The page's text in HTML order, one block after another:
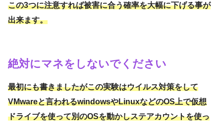
この3つに注意すれば被害に合う確率を大幅に下げる事が
出来ます。
絶対にマネをしないでください
最初にも書きましたがこの実験はウイルス対策をして
VMwareと言われるwindowsやLinuxなどのOS上で仮想
ドライブを使って別のOSを動かしステアカウントを使っ